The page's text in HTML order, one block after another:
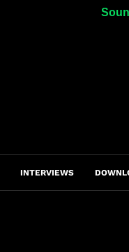
INTERVIEWS